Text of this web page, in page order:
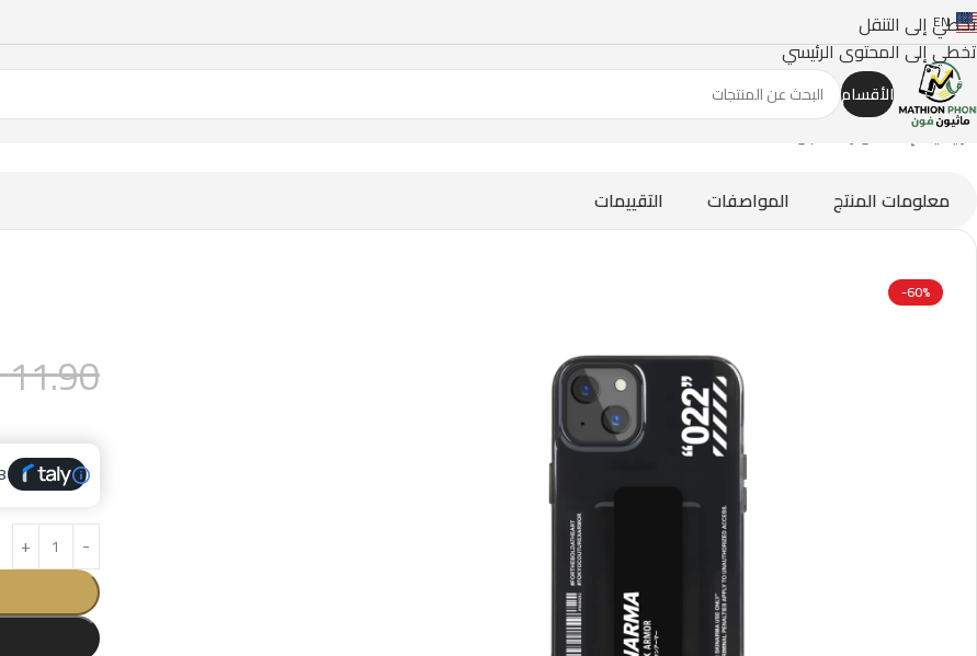
تخطي إلى التنقل
تخطي إلى المحتوى الرئيسي
EN
الأقسام
الرئيسية/إكسسوارات الجوالات
معلومات المنتج
المواصفات التقييمات
-60%
11.90